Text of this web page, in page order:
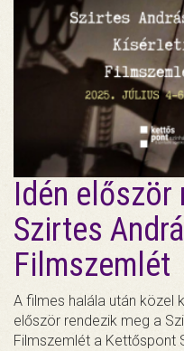
Idén először
Szirtes
Filmszemlét
A filmes halála után közel
először rendezik meg a
Filmszemlét a Kettőspont